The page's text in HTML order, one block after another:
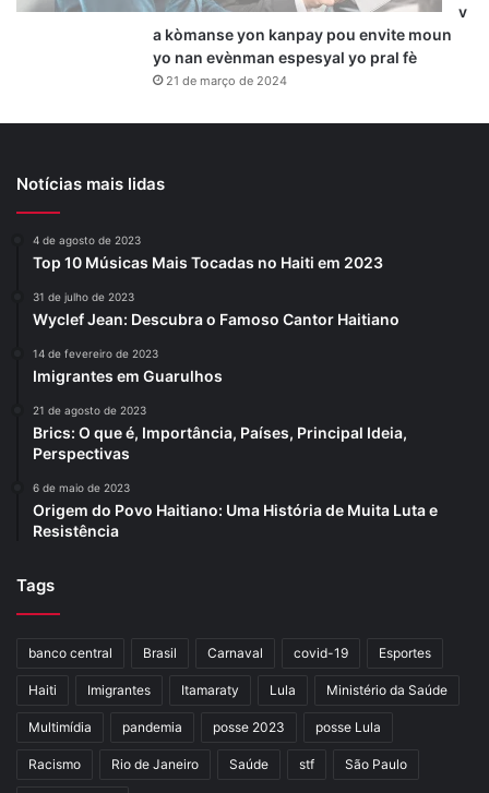
v
a kòmanse yon kanpay pou envite moun
yo nan evènman espesyal yo pral fè
21 de março de 2024
Notícias mais lidas
4 de agosto de 2023
Top 10 Músicas Mais Tocadas no Haiti em 2023
31 de julho de 2023
Wyclef Jean: Descubra o Famoso Cantor Haitiano
14 de fevereiro de 2023
Imigrantes em Guarulhos
21 de agosto de 2023
Brics: O que é, Importância, Países, Principal Ideia,
Perspectivas
6 de maio de 2023
Origem do Povo Haitiano: Uma História de Muita Luta e
Resistência
Tags
banco central Brasil Carnaval covid-19 Esportes
Haiti Imigrantes Itamaraty Lula Ministério da Saúde
Multimídia pandemia posse 2023 posse Lula
Racismo Rio de Janeiro Saúde stf São Paulo